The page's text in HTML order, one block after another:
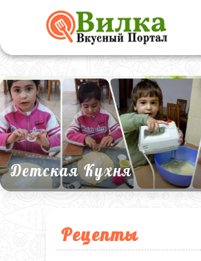
Детская Кухня
Рецепты